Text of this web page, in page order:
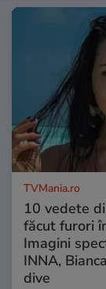
TVMania.ro
10 vedete
făcut furori
Imagini
INNA,
dive